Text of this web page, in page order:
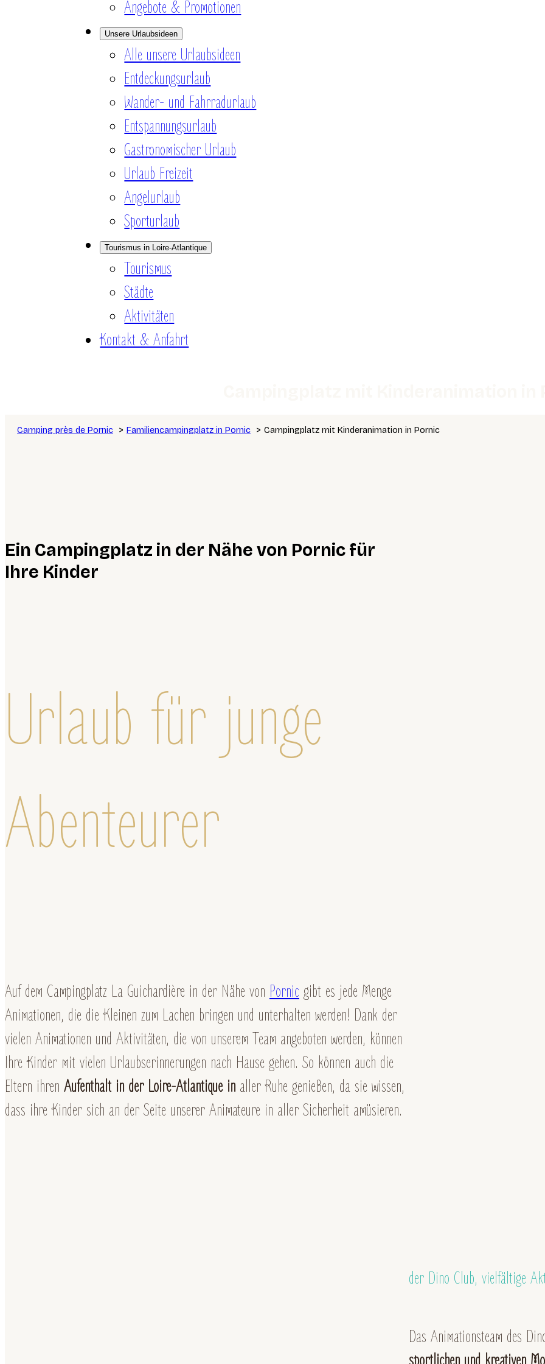
Angebote & Promotionen
Unsere Urlaubsideen
Alle unsere Urlaubsideen
Entdeckungsurlaub
Wander- und Fahrradurlaub
Entspannungsurlaub
Gastronomischer Urlaub
Urlaub Freizeit
Angelurlaub
Sporturlaub
Tourismus in Loire-Atlantique
Tourismus
Städte
Aktivitäten
Kontakt & Anfahrt
Camping près de Pornic Familiencampingplatz in Pornic Campingplatz mit Kinderanimation in Pornic
Ein Campingplatz in der Nähe von Pornic für
Ihre Kinder
Urlaub für junge
Abenteurer
Auf dem Campingplatz La Guichardière in der Nähe von Pornic gibt es jede Menge
Animationen, die die Kleinen zum Lachen bringen und unterhalten werden! Dank der
vielen Animationen und Aktivitäten, die von unserem Team angeboten werden, können
Ihre Kinder mit vielen Urlaubserinnerungen nach Hause gehen. So können auch die
Eltern ihren Aufenthalt in der Loire-Atlantique in aller Ruhe genießen, da sie wissen,
dass ihre Kinder sich an der Seite unserer Animateure in aller Sicherheit amüsieren.
der Dino Club, vielfältige
Das Animationsteam des